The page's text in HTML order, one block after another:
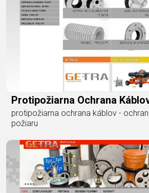
Protipožiarna Ochrana
protipožiarna ochrana káblov -
požiaru